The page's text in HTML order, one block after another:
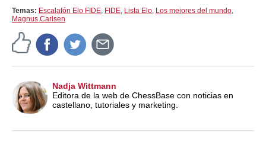
Temas: Escalafón Elo FIDE, FIDE, Lista Elo, Los mejores del mundo,
Magnus Carlsen
Nadja Wittmann
Editora de la web de ChessBase con noticias en
castellano, tutoriales y marketing.